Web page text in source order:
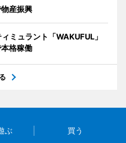
産振興
ミュラント「WAKUFUL」
格稼働
ぶ 買う